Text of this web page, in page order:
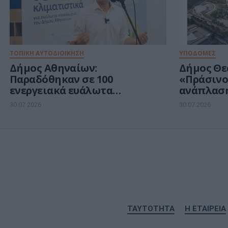
ΤΟΠΙΚΗ ΑΥΤΟΔΙΟΙΚΗΣΗ
Δήμος Αθηναίων:
Παραδόθηκαν σε 100
ενεργειακά ευάλωτα
νοικοκυριά τα vouchers για
30.07.2026
ΥΠΟΔΟΜΕΣ
Δήμος
η
30.07.2026
ΤΑΥΤΟΤΗΤΑ Η ΕΤΑΙΡΕΙΑ